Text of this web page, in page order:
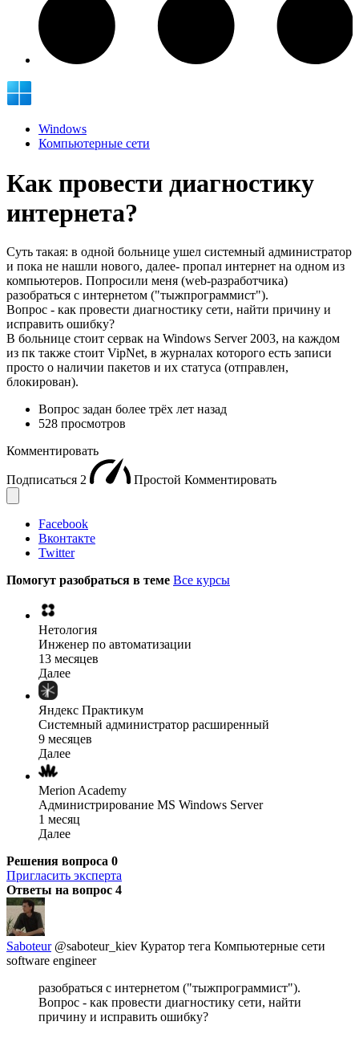
Windows
Компьютерные сети
Как провести диагностику
интернета?
Суть такая: в одной больнице ушел системный администратор
и пока не нашли нового, далее- пропал интернет на одном из
компьютеров. Попросили меня (web-разработчика)
разобраться с интернетом ("тыжпрограммист").
Вопрос - как провести диагностику сети, найти причину и
исправить ошибку?
В больнице стоит сервак на Windows Server 2003, на каждом
из пк также стоит VipNet, в журналах которого есть записи
просто о наличии пакетов и их статуса (отправлен,
блокирован).
Вопрос задан более трёх лет назад
528 просмотров
Комментировать
Подписаться 2 Простой Комментировать
Facebook
Вконтакте
Twitter
Помогут разобраться в теме Все курсы
Нетология
Инженер по автоматизации
13 месяцев
Далее
Яндекс Практикум
Системный администратор расширенный
9 месяцев
Далее
Merion Academy
Администрирование MS Windows Server
1 месяц
Далее
Решения вопроса 0
Пригласить эксперта
Ответы на вопрос 4
Saboteur @saboteur_kiev Куратор тега Компьютерные сети
software engineer
разобраться с интернетом ("тыжпрограммист").
Вопрос - как провести диагностику сети, найти
причину и исправить ошибку?